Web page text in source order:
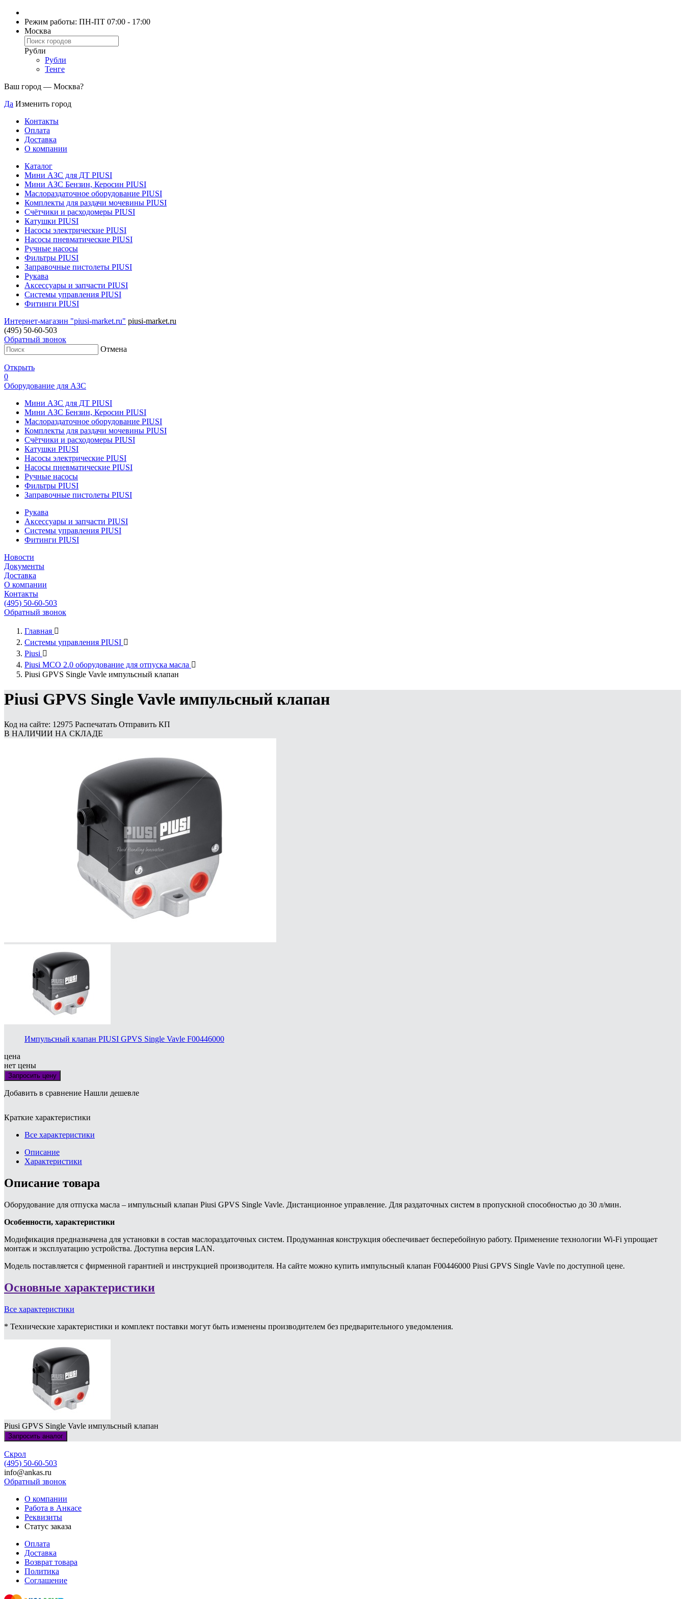
Режим работы: ПН-ПТ 07:00 - 17:00
Москва
Рубли
Рубли
Тенге
Ваш город — Москва?
Да Изменить город
Контакты
Оплата
Доставка
О компании
Каталог
Мини АЗС для ДТ PIUSI
Мини АЗС Бензин, Керосин PIUSI
Маслораздаточное оборудование PIUSI
Комплекты для раздачи мочевины PIUSI
Счётчики и расходомеры PIUSI
Катушки PIUSI
Насосы электрические PIUSI
Насосы пневматические PIUSI
Ручные насосы
Фильтры PIUSI
Заправочные пистолеты PIUSI
Рукава
Аксессуары и запчасти PIUSI
Системы управления PIUSI
Фитинги PIUSI
Интернет-магазин "piusi-market.ru" piusi-market.ru
(495) 50-60-503
Обратный звонок
Отмена
Открыть
0
Оборудование для АЗС
Мини АЗС для ДТ PIUSI
Мини АЗС Бензин, Керосин PIUSI
Маслораздаточное оборудование PIUSI
Комплекты для раздачи мочевины PIUSI
Счётчики и расходомеры PIUSI
Катушки PIUSI
Насосы электрические PIUSI
Насосы пневматические PIUSI
Ручные насосы
Фильтры PIUSI
Заправочные пистолеты PIUSI
Рукава
Аксессуары и запчасти PIUSI
Системы управления PIUSI
Фитинги PIUSI
Новости
Документы
Доставка
О компании
Контакты
(495) 50-60-503
Обратный звонок
Главная 
Системы управления PIUSI 
Piusi 
Piusi MCO 2.0 оборудование для отпуска масла 
Piusi GPVS Single Vavle импульсный клапан
Piusi GPVS Single Vavle импульсный клапан
Код на сайте: 12975 Распечатать Отправить КП
В НАЛИЧИИ НА СКЛАДЕ
Импульсный клапан PIUSI GPVS Single Vavle F00446000
цена
нет цены
Запросить цену
Добавить в сравнение Нашли дешевле
Краткие характеристики
Все характеристики
Описание
Характеристики
Описание товара
Оборудование для отпуска масла – импульсный клапан Piusi GPVS Single Vavle. Дистанционное управление. Для раздаточных систем в пропускной способностью до 30 л/мин.
Особенности, характеристики
Модификация предназначена для установки в состав маслораздаточных систем. Продуманная конструкция обеспечивает бесперебойную работу. Применение технологии Wi-Fi упрощает
монтаж и эксплуатацию устройства. Доступна версия LAN.
Модель поставляется с фирменной гарантией и инструкцией производителя. На сайте можно купить импульсный клапан F00446000 Piusi GPVS Single Vavle по доступной цене.
Основные характеристики
Все характеристики
* Технические характеристики и комплект поставки могут быть изменены производителем без предварительного уведомления.
Piusi GPVS Single Vavle импульсный клапан
Запросить аналог
Скрол
(495) 50-60-503
info@ankas.ru
Обратный звонок
О компании
Работа в Анкасе
Реквизиты
Статус заказа
Оплата
Доставка
Возврат товара
Политика
Соглашение